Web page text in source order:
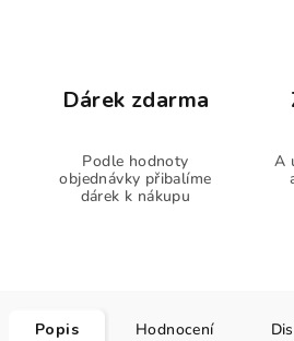
Dárek zdarma
Podle hodnoty
objednávky přibalíme
dárek k nákupu
A
Popis Hodnocení